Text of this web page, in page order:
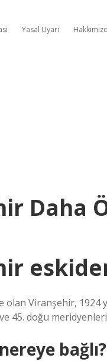
Yasal Uyarı
Daha
olan Viranşehir, 1924
45. doğu
bağlı?